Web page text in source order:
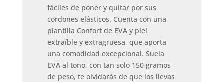
fáciles de poner y quitar por sus
cordones elásticos. Cuenta con una
plantilla Confort de EVA y piel
extraíble y extragruesa, que aporta
una comodidad excepcional. Suela
EVA al tono, con tan solo 150 gramos
de peso, te olvidarás de que los llevas